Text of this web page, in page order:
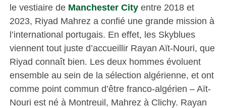
le vestiaire de Manchester Cityentre 2018 et
2023, Riyad Mahrez a confié une grande mission à
l’international portugais. En effet, les Skyblues
viennent tout juste d’accueillir Rayan Aït-Nouri, que
Riyad connaît bien. Les deux hommes évoluent
ensemble au sein de la sélection algérienne, et ont
comme point commun d’être franco-algérien – Aït-
Nouri est né à Montreuil, Mahrez à Clichy. Rayan